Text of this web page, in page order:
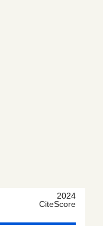
2024
CiteScore